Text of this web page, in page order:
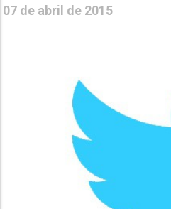
07 de abril de 2015